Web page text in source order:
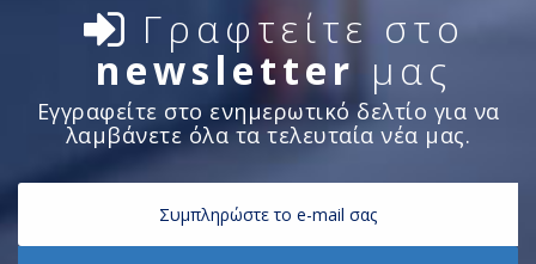
Γραφτείτε στο
newsletter μας
Εγγραφείτε στο ενημερωτικό δελτίο για να
λαμβάνετε όλα τα τελευταία νέα μας.